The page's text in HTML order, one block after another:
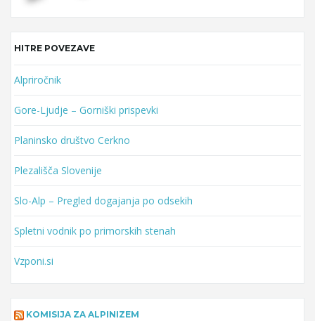
HITRE POVEZAVE
Alpriročnik
Gore-Ljudje – Gorniški prispevki
Planinsko društvo Cerkno
Plezališča Slovenije
Slo-Alp – Pregled dogajanja po odsekih
Spletni vodnik po primorskih stenah
Vzponi.si
KOMISIJA ZA ALPINIZEM